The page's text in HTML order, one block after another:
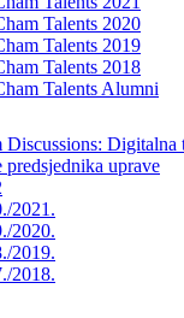
Talents 2020
Talents 2019
Talents 2018
Talents Alumni
Discussions: Digitalna
predsjednika uprave
2021.
2020.
2019.
2018.